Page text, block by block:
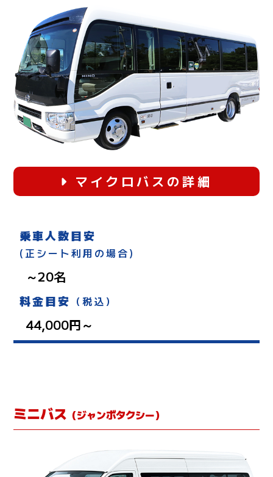
マイクロバスの詳細
乗車人数目安
(正シート利用の場合)
～20名
料金目安 （税込）
44,000円～
ミニバス （ジャンボタクシー）